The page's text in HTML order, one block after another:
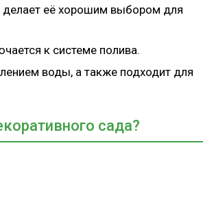
делает её хорошим выбором для
к системе полива.
воды, а также подходит для
сада?